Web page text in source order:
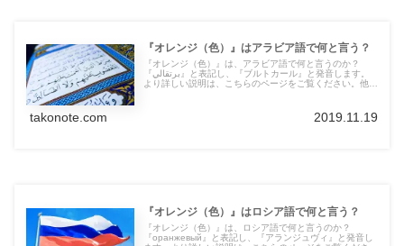
『オレンジ（色）』はアラビア語で何と言う？
『オレンジ（色）』は、アラビア語で何と言うのか？
『برتقالي』と表記し、『ブルトカール』と発音します。
より詳しい説明は、こちらのページをご覧ください。他の
takonote.com 2019.11.19
『オレンジ（色）』はロシア語で何と言う？
『オレンジ（色）』は、ロシア語で何と言うのか？
『оранжевый』と表記し、『アランジュヴィ』と発音し